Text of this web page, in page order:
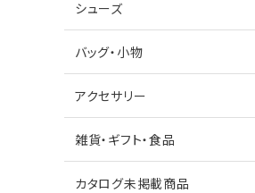
シューズ
カタログ未掲載商品
シューズ
バッグ・小物
アクセサリー
雑貨・ギフト・食品
カタログ未掲載商品